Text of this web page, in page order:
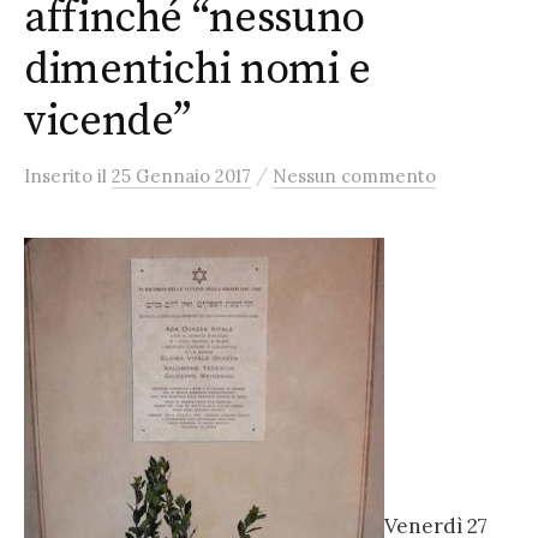
affinché “nessuno
dimentichi nomi e
vicende”
Inserito il 25 Gennaio 2017 / Nessun commento
Venerdì 27